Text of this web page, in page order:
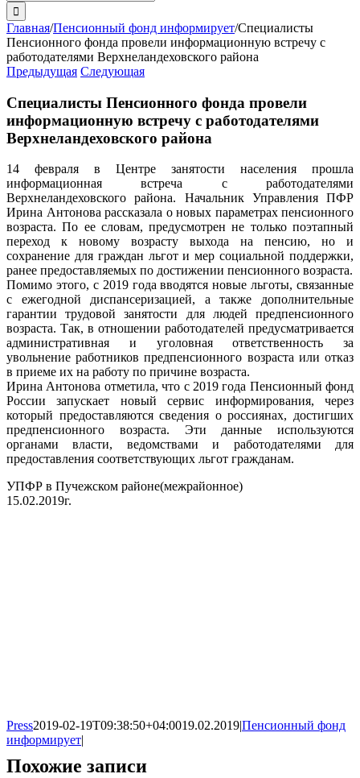
поиска:
Главная/Пенсионный фонд информирует/Специалисты
Пенсионного фонда провели информационную встречу с
работодателями Верхнеландеховского района
Предыдущая Следующая
Специалисты Пенсионного фонда провели
информационную встречу с работодателями
Верхнеландеховского района
14 февраля в Центре занятости населения прошла
информационная встреча с работодателями
Верхнеландеховского района. Начальник Управления ПФР
Ирина Антонова рассказала о новых параметрах пенсионного
возраста. По ее словам, предусмотрен не только поэтапный
переход к новому возрасту выхода на пенсию, но и
сохранение для граждан льгот и мер социальной поддержки,
ранее предоставляемых по достижении пенсионного возраста.
Помимо этого, с 2019 года вводятся новые льготы, связанные
с ежегодной диспансеризацией, а также дополнительные
гарантии трудовой занятости для людей предпенсионного
возраста. Так, в отношении работодателей предусматривается
административная и уголовная ответственность за
увольнение работников предпенсионного возраста или отказ
в приеме их на работу по причине возраста.
Ирина Антонова отметила, что с 2019 года Пенсионный фонд
России запускает новый сервис информирования, через
который предоставляются сведения о россиянах, достигших
предпенсионного возраста. Эти данные используются
органами власти, ведомствами и работодателями для
предоставления соответствующих льгот гражданам.
УПФР в Пучежском районе(межрайонное)
15.02.2019г.
Press2019-02-19T09:38:50+04:0019.02.2019|Пенсионный фонд
информирует|
Похожие записи